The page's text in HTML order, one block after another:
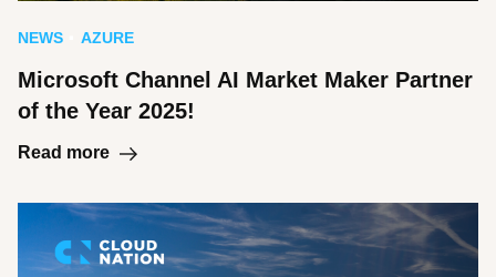
NEWS AZURE
Microsoft Channel AI Market Maker Partner
of the Year 2025!
Read more